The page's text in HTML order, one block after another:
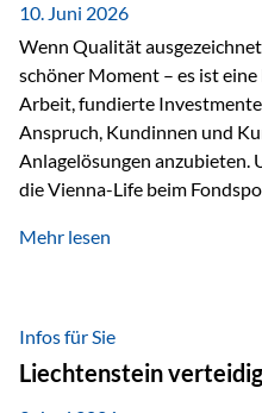
10. Juni 2026
Wenn Qualität
schöner Moment – es ist
Arbeit, fundierte
Anspruch, Kundinnen und
Anlagelösungen anzubieten.
die Vienna-Life beim
dieser Ehrung ist der
analysiert und verglichen
Auswahl der Vienna-Life
am Markt. Für uns ist diese
Mehr lesen
Infos für Sie
Liechtenstein